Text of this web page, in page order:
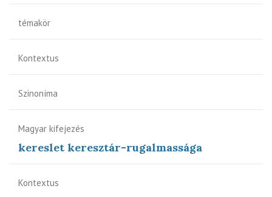
témakör
Kontextus
Szinoníma
Magyar kifejezés
kereslet keresztár-rugalmassága
Kontextus